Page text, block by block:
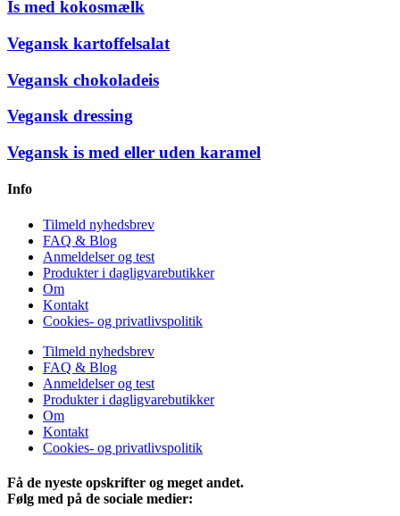
Is med kokosmælk
Vegansk kartoffelsalat
Vegansk chokoladeis
Vegansk dressing
Vegansk is med eller uden karamel
Info
Tilmeld nyhedsbrev
FAQ & Blog
Anmeldelser og test
Produkter i dagligvarebutikker
Om
Kontakt
Cookies- og privatlivspolitik
Tilmeld nyhedsbrev
FAQ & Blog
Anmeldelser og test
Produkter i dagligvarebutikker
Om
Kontakt
Cookies- og privatlivspolitik
Få de nyeste opskrifter og meget andet.
Følg med på de sociale medier: